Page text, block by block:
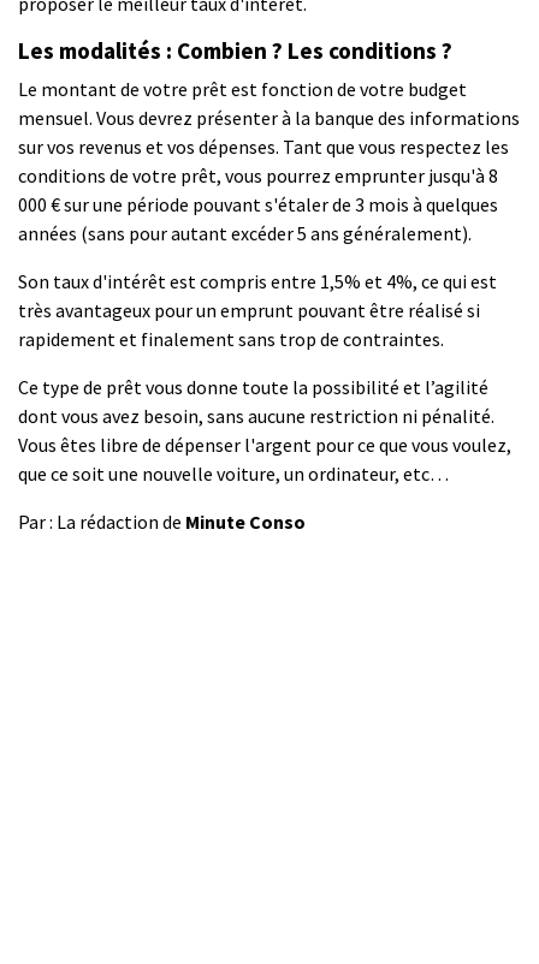
Les modalités : Combien ? Les conditions ?
Le montant de votre prêt est fonction de votre budget
mensuel. Vous devrez présenter à la banque des informations
sur vos revenus et vos dépenses. Tant que vous respectez les
conditions de votre prêt, vous pourrez emprunter jusqu'à 8
000 € sur une période pouvant s'étaler de 3 mois à quelques
années (sans pour autant excéder 5 ans généralement).
Son taux d'intérêt est compris entre 1,5% et 4%, ce qui est
très avantageux pour un emprunt pouvant être réalisé si
rapidement et finalement sans trop de contraintes.
Ce type de prêt vous donne toute la possibilité et l’agilité
dont vous avez besoin, sans aucune restriction ni pénalité.
Vous êtes libre de dépenser l'argent pour ce que vous voulez,
que ce soit une nouvelle voiture, un ordinateur, etc…
Par : La rédaction de Minute Conso